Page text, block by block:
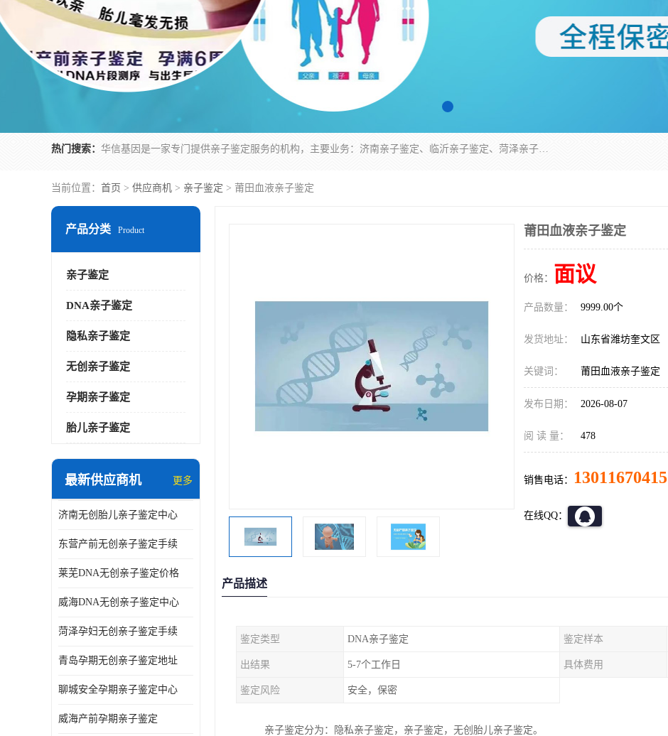
热门搜索： 华信基因是一家专门提供亲子鉴定服务的机构，主要业务：济南亲子鉴定、临沂亲子鉴定、菏泽亲子鉴定、淄博亲子鉴定、青岛亲子鉴定、日照亲子鉴定、临朐亲子鉴定、寿光亲子鉴定等，联合广州、上海、北京、深圳、杭州、武汉、成都、合肥、贵阳、沈阳等地区有法医物证鉴定机构及基因检测公司，为国内外客户提供便捷的DNA鉴定服务。
当前位置： 首页 > 供应商机 > 亲子鉴定 > 莆田血液亲子鉴定
产品分类 Product
亲子鉴定
DNA亲子鉴定
隐私亲子鉴定
无创亲子鉴定
孕期亲子鉴定
胎儿亲子鉴定
最新供应商机 更多
济南无创胎儿亲子鉴定中心
东营产前无创亲子鉴定手续
莱芜DNA无创亲子鉴定价格
威海DNA无创亲子鉴定中心
菏泽孕妇无创亲子鉴定手续
青岛孕期无创亲子鉴定地址
聊城安全孕期亲子鉴定中心
威海产前孕期亲子鉴定
莆田血液亲子鉴定
价格： 面议
产品数量： 9999.00个
发货地址： 山东省潍坊奎文区
关键词： 莆田血液亲子鉴定
发布日期： 2026-08-07
阅 读 量： 478
销售电话： 13011670415
在线QQ：
产品描述
鉴定类型 DNA亲子鉴定 鉴定样本
出结果 5-7个工作日 具体费用
鉴定风险 安全，保密
亲子鉴定分为：隐私亲子鉴定，亲子鉴定，无创胎儿亲子鉴定。